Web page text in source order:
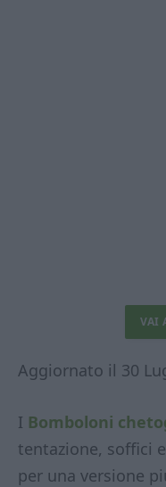
VAI
Aggiornato il 30
I Bomboloni
tentazione, soffici
per una versione